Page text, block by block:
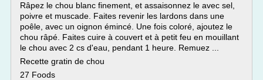
Râpez le chou blanc finement, et assaisonnez le avec sel,
poivre et muscade. Faites revenir les lardons dans une
poêle, avec un oignon émincé. Une fois coloré, ajoutez le
chou râpé. Faites cuire à couvert et à petit feu en mouillant
le chou avec 2 cs d'eau, pendant 1 heure. Remuez ...
Recette gratin de chou
27 Foods